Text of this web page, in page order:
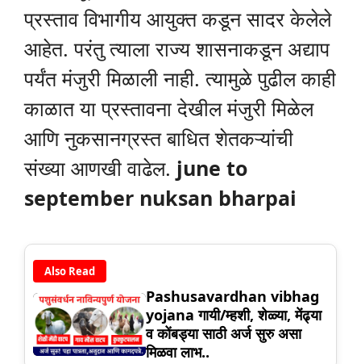
प्रस्ताव विभागीय आयुक्त कडून सादर केलेले
आहेत. परंतु त्याला राज्य शासनाकडून अद्याप
पर्यंत मंजुरी मिळाली नाही. त्यामुळे पुढील काही
काळात या प्रस्तावना देखील मंजुरी मिळेल
आणि नुकसानग्रस्त बाधित शेतकऱ्यांची
संख्या आणखी वाढेल. june to
september nuksan bharpai
Also Read
Pashusavardhan vibhag
yojana गायी/म्हशी, शेळ्या, मेंढ्या
व कोंबड्या साठी अर्ज सुरु असा
मिळवा लाभ..